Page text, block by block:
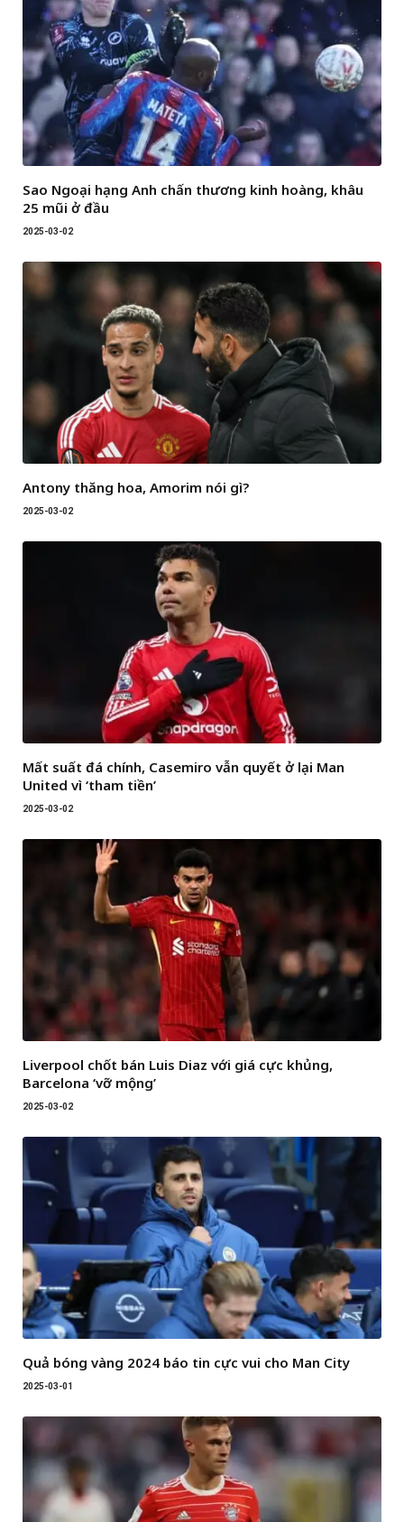
Sao Ngoại hạng Anh chấn thương kinh hoàng, khâu
25 mũi ở đầu
2025-03-02
Antony thăng hoa, Amorim nói gì?
2025-03-02
Mất suất đá chính, Casemiro vẫn quyết ở lại Man
United vì ‘tham tiền’
2025-03-02
Liverpool chốt bán Luis Diaz với giá cực khủng,
Barcelona ‘vỡ mộng’
2025-03-02
Quả bóng vàng 2024 báo tin cực vui cho Man City
2025-03-01